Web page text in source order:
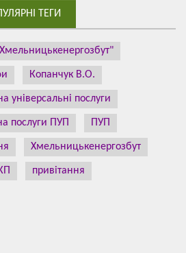
ТЕГИ
Копанчук В.О.
універсальні послуги
послуги ПУП ПУП
Хмельницькенергозбут
привітання